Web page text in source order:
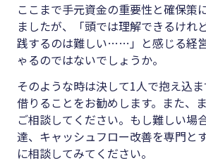
ここまで手元資金の重要性と確保策
ましたが、「頭では理解できるけれ
践するのは難しい……」と感じる経
ゃるのではないでしょうか。
そのような時は決して1人で抱え込
借りることをお勧めします。また、
ご相談してください。もし難しい場
達、キャッシュフロー改善を専門と
に相談してみてください。